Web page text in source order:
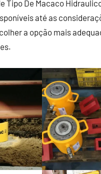
Tipo De Macaco
até as
a opção mais